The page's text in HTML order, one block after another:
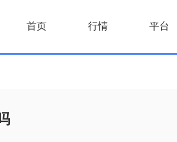
首页 行情 平台